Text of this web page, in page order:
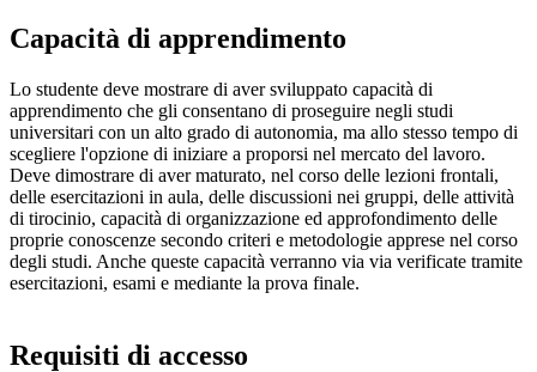
Capacità di apprendimento
Lo studente deve mostrare di aver sviluppato capacità di
apprendimento che gli consentano di proseguire negli studi
universitari con un alto grado di autonomia, ma allo stesso tempo di
scegliere l'opzione di iniziare a proporsi nel mercato del lavoro.
Deve dimostrare di aver maturato, nel corso delle lezioni frontali,
delle esercitazioni in aula, delle discussioni nei gruppi, delle attività
di tirocinio, capacità di organizzazione ed approfondimento delle
proprie conoscenze secondo criteri e metodologie apprese nel corso
degli studi. Anche queste capacità verranno via via verificate tramite
esercitazioni, esami e mediante la prova finale.
Requisiti di accesso